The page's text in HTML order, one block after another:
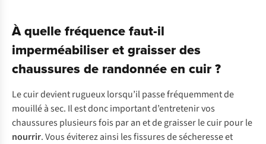
À quelle fréquence faut-il
imperméabiliser et graisser des
chaussures de randonnée en cuir ?
Le cuir devient rugueux lorsqu’il passe fréquemment de
mouillé à sec. Il est donc important d’entretenir vos
chaussures plusieurs fois par an et de graisser le cuir pour le
nourrir. Vous éviterez ainsi les fissures de sécheresse et